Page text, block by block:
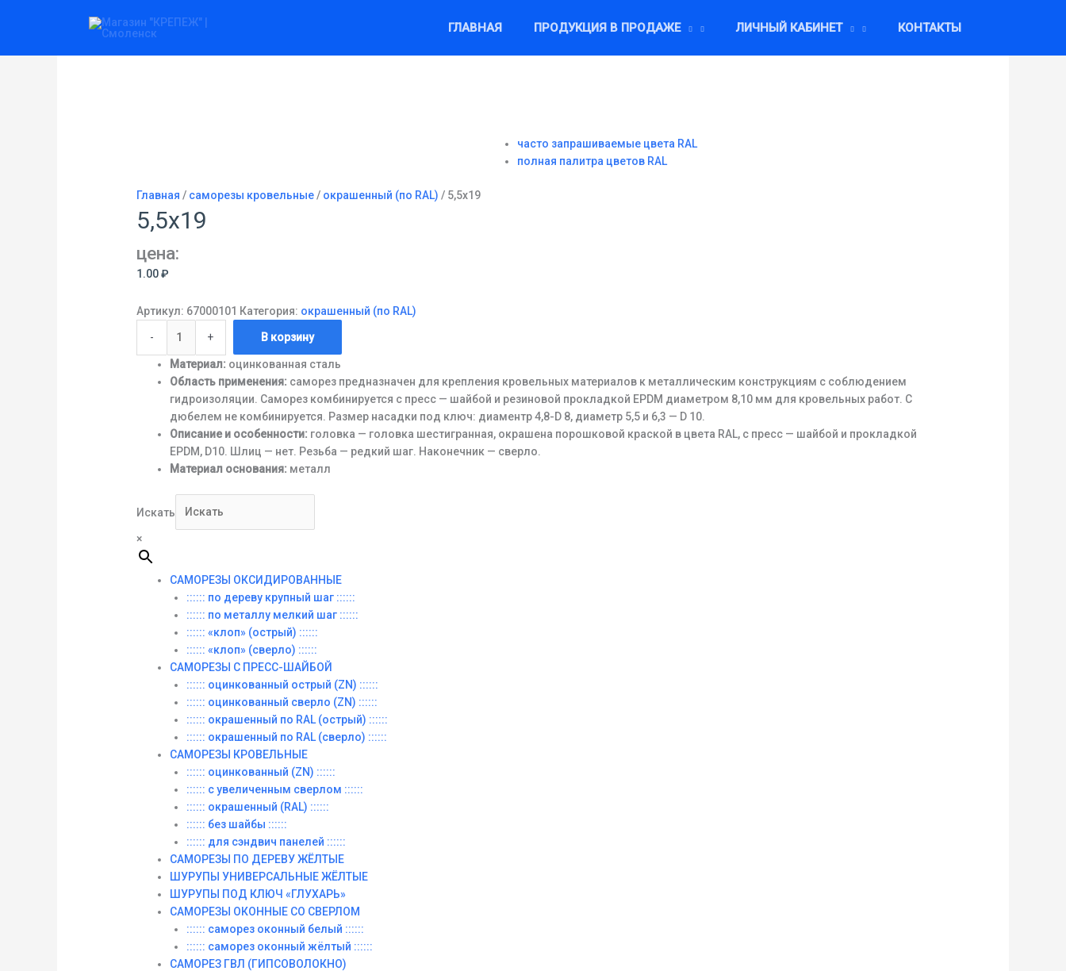
ГЛАВНАЯ ПРОДУКЦИЯ В ПРОДАЖЕ ЛИЧНЫЙ КАБИНЕТ КОНТАКТЫ
часто запрашиваемые цвета RAL
полная палитра цветов RAL
Главная / саморезы кровельные/ окрашенный (по RAL) / 5,5х19
5,5х19
цена:
1.00₽
Артикул: 67000101 Категория: окрашенный (по RAL)
-
товара
+ В корзину
Материал: оцинкованная сталь
Область применения: саморез предназначен для крепления кровельных материалов к металлическим конструкциям с соблюдением
гидроизоляции. Саморез комбинируется с пресс — шайбой и резиновой прокладкой EPDM диаметром 8,10 мм для кровельных работ. С
дюбелем не комбинируется. Размер насадки под ключ: диаментр 4,8-D 8, диаметр 5,5 и 6,3 — D 10.
Описание и особенности: головка — головка шестигранная, окрашена порошковой краской в цвета RAL, с пресс — шайбой и прокладкой
EPDM, D10. Шлиц — нет. Резьба — редкий шаг. Наконечник — сверло.
Материал основания: металл
Искать
×
САМОРЕЗЫ ОКСИДИРОВАННЫЕ
:::::: по дереву крупный шаг ::::::
:::::: по металлу мелкий шаг ::::::
:::::: «клоп» (острый) ::::::
:::::: «клоп» (сверло) ::::::
САМОРЕЗЫ С ПРЕСС-ШАЙБОЙ
:::::: оцинкованный острый (ZN) ::::::
:::::: оцинкованный сверло (ZN) ::::::
:::::: окрашенный по RAL (острый) ::::::
:::::: окрашенный по RAL (сверло) ::::::
САМОРЕЗЫ КРОВЕЛЬНЫЕ
:::::: оцинкованный (ZN) ::::::
:::::: с увеличенным сверлом ::::::
:::::: окрашенный (RAL) ::::::
:::::: без шайбы ::::::
:::::: для сэндвич панелей ::::::
САМОРЕЗЫ ПО ДЕРЕВУ ЖЁЛТЫЕ
ШУРУПЫ УНИВЕРСАЛЬНЫЕ ЖЁЛТЫЕ
ШУРУПЫ ПОД КЛЮЧ «ГЛУХАРЬ»
САМОРЕЗЫ ОКОННЫЕ СО СВЕРЛОМ
:::::: саморез оконный белый ::::::
:::::: саморез оконный жёлтый ::::::
САМОРЕЗ ГВЛ (ГИПСОВОЛОКНО)